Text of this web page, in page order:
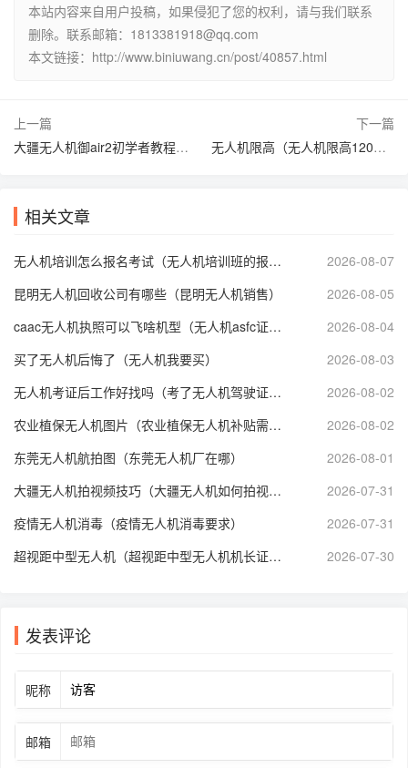
本站内容来自用户投稿，如果侵犯了您的权利，请与我们联系
删除。联系邮箱：1813381918@qq.com
本文链接：http://www.biniuwang.cn/post/40857.html
上一篇
大疆无人机御air2初学者教程（大疆无人机御air2使用方法）
下一篇
无人机限高（无人机限高120米从哪里算）
相关文章
无人机培训怎么报名考试（无人机培训班的报名条件）
2026-08-07
昆明无人机回收公司有哪些（昆明无人机销售）
2026-08-05
caac无人机执照可以飞啥机型（无人机asfc证书多少钱）
2026-08-04
买了无人机后悔了（无人机我要买）
2026-08-03
无人机考证后工作好找吗（考了无人机驾驶证能从事什么工作）
2026-08-02
农业植保无人机图片（农业植保无人机补贴需要什么手续）
2026-08-02
东莞无人机航拍图（东莞无人机厂在哪）
2026-08-01
大疆无人机拍视频技巧（大疆无人机如何拍视频）
2026-07-31
疫情无人机消毒（疫情无人机消毒要求）
2026-07-31
超视距中型无人机（超视距中型无人机机长证执照长什么样）
2026-07-30
发表评论
昵称
邮箱